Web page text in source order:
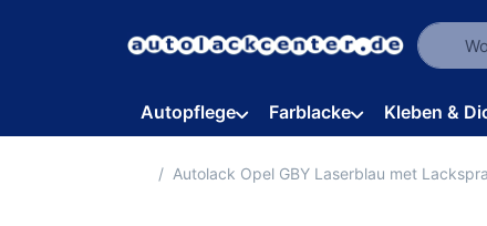
Geben
Autopflege Farblacke Kleben &
Startseite
Autolack Opel GBY Laserblau met